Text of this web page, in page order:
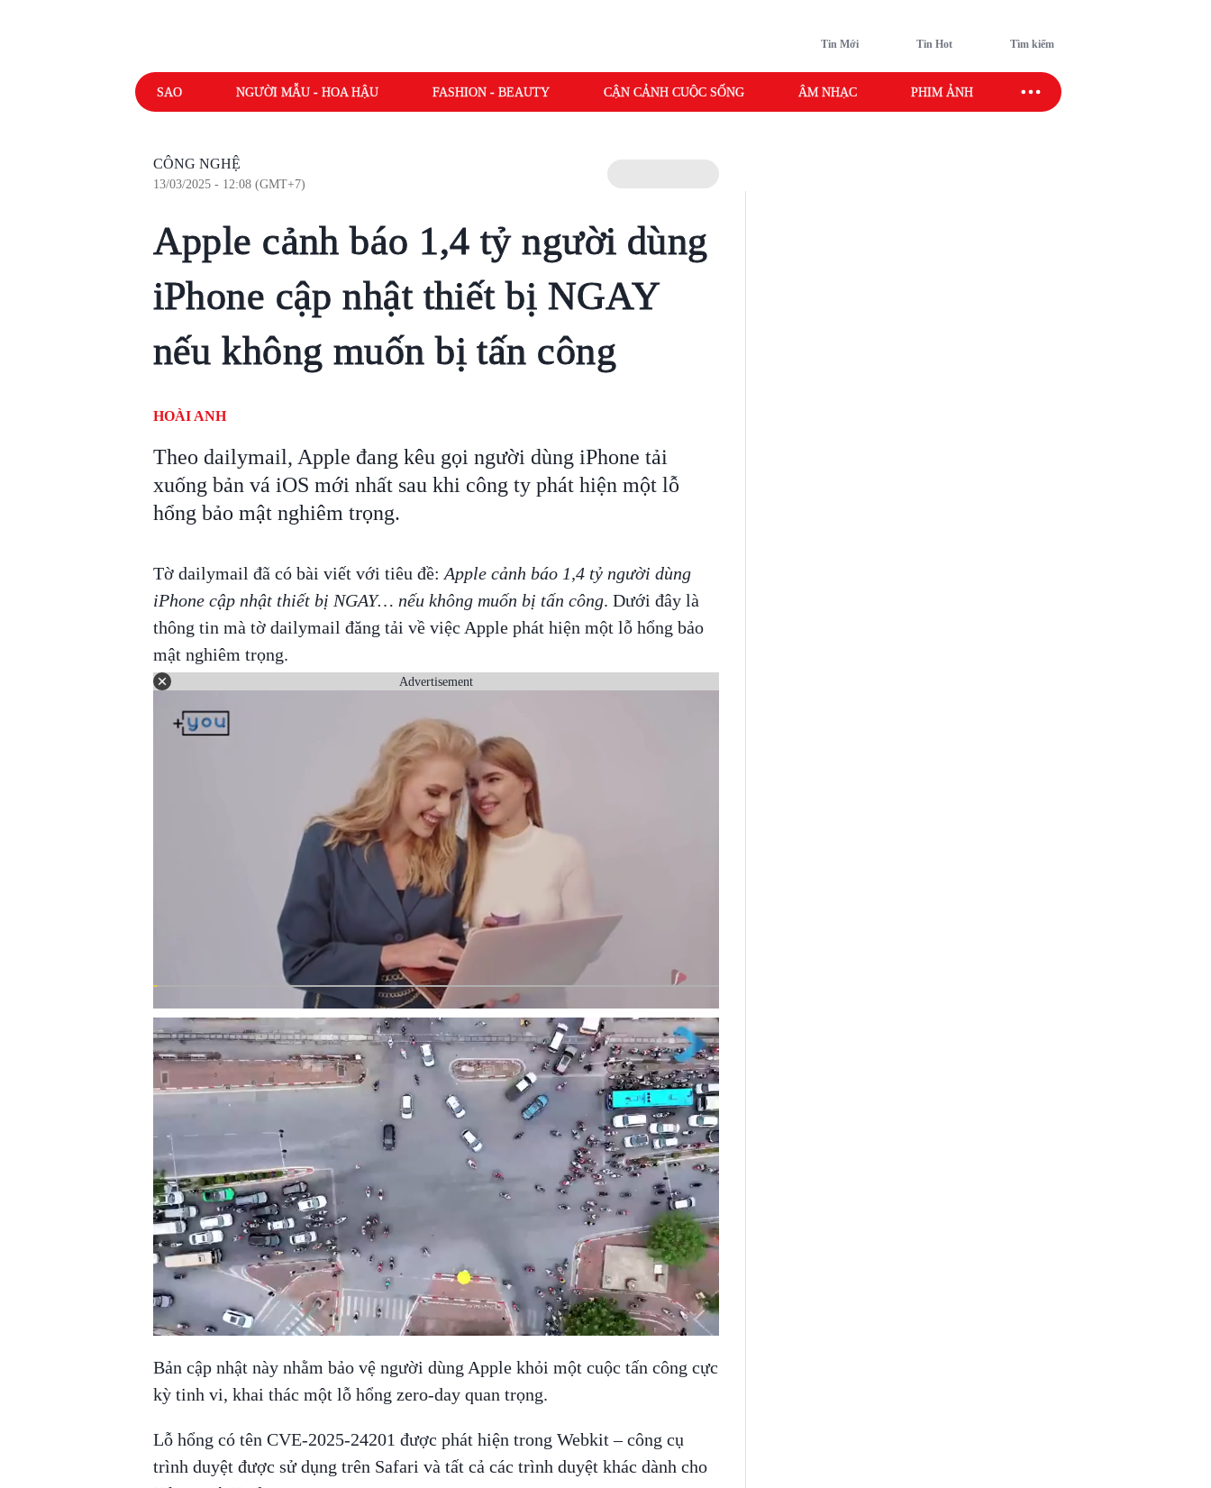
Tin Mới Tin Hot Tìm kiếm
SAO NGƯỜI MẪU - HOA HẬU FASHION - BEAUTY CẬN CẢNH CUỘC SỐNG ÂM NHẠC PHIM ẢNH SAO SPORT
CÔNG NGHỆ
13/03/2025 - 12:08 (GMT+7)
Apple cảnh báo 1,4 tỷ người dùng
iPhone cập nhật thiết bị NGAY
nếu không muốn bị tấn công
HOÀI ANH
Theo dailymail, Apple đang kêu gọi người dùng iPhone tải
xuống bản vá iOS mới nhất sau khi công ty phát hiện một lỗ
hổng bảo mật nghiêm trọng.
Tờ dailymail đã có bài viết với tiêu đề: Apple cảnh báo 1,4 tỷ người dùng
iPhone cập nhật thiết bị NGAY… nếu không muốn bị tấn công. Dưới đây là
thông tin mà tờ dailymail đăng tải về việc Apple phát hiện một lỗ hổng bảo
mật nghiêm trọng.
Advertisement
Bản cập nhật này nhằm bảo vệ người dùng Apple khỏi một cuộc tấn công cực
kỳ tinh vi, khai thác một lỗ hổng zero-day quan trọng.
Lỗ hổng có tên CVE-2025-24201 được phát hiện trong Webkit – công cụ
trình duyệt được sử dụng trên Safari và tất cả các trình duyệt khác dành cho